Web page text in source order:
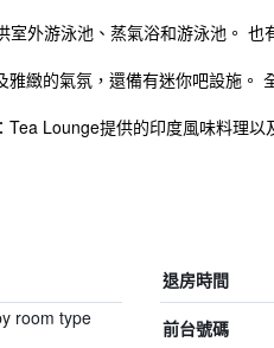
外游泳池、蒸氣浴和游泳池。 也
緻的氣氛，還備有迷你吧設施。
Lounge提供的印度風味料理以
退房時間
room type
前台號碼